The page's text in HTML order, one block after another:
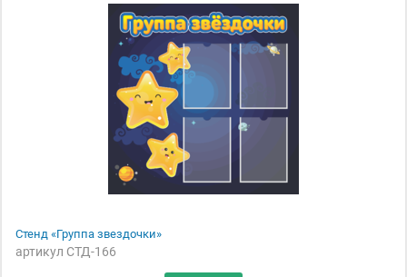
Стенд «Группа звездочки»
артикул СТД-166